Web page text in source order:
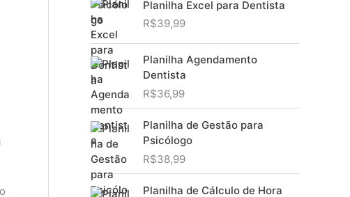
Planilha Excel para Dentista
R$39,99
Planilha Agendamento
Dentista
R$36,99
Planilha de Gestão para
Psicólogo
R$38,99
Planilha de Cálculo de Hora